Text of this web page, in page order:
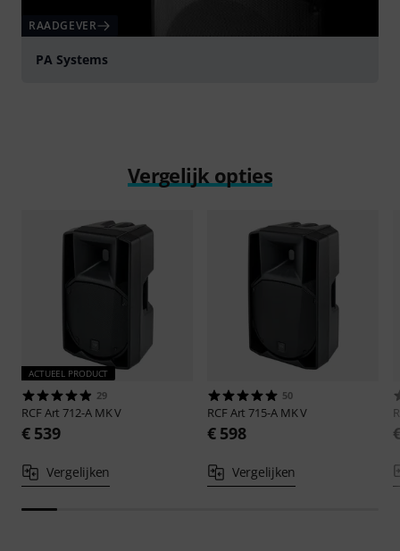
RAADGEVER
PA Systems
Vergelijk opties
ACTUEEL PRODUCT
29
RCFArt 712-A MK V
€ 539
Vergelijken
50
RCFArt 715-A MK V
€ 598
Vergelijken